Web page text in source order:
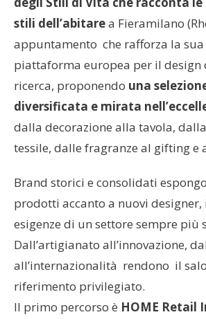
stili dell’abitarea Fieramilano
appuntamento che rafforza la
piattaforma europea per il design
ricerca, proponendo una
diversificata e mirata
dalla decorazione alla tavola,
tessile, dalle fragranze al gifting e
Brand storici e consolidati
prodotti accanto a nuovi designer,
esigenze di un settore sempre più
Dall’artigianato all’innovazione,
all’internazionalità rendono il
riferimento privilegiato.
Il primo percorso è HOME Retail